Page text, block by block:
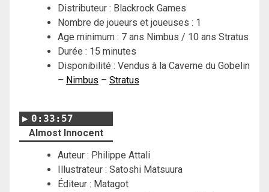
Distributeur : Blackrock Games
Nombre de joueurs et joueuses : 1
Age minimum : 7 ans Nimbus / 10 ans Stratus
Durée : 15 minutes
Disponibilité : Vendus à la Caverne du Gobelin
– Nimbus – Stratus
0:33:57
Almost Innocent
Auteur : Philippe Attali
Illustrateur : Satoshi Matsuura
Éditeur : Matagot